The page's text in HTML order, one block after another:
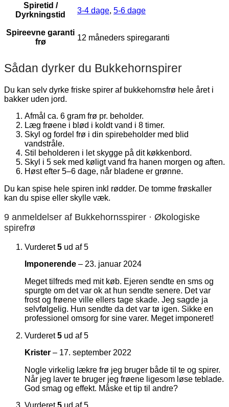
Spiretid /
Dyrkningstid
3-4 dage, 5-6 dage
Spireevne garanti
frø
12 måneders spiregaranti
Sådan dyrker du Bukkehornspirer
Du kan selv dyrke friske spirer af bukkehornsfrø hele året i
bakker uden jord.
Afmål ca. 6 gram frø pr. beholder.
Læg frøene i blød i koldt vand i 8 timer.
Skyl og fordel frø i din spirebeholder med blid
vandstråle.
Stil beholderen i let skygge på dit køkkenbord.
Skyl i 5 sek med køligt vand fra hanen morgen og aften.
Høst efter 5–6 dage, når bladene er grønne.
Du kan spise hele spiren inkl rødder. De tomme frøskaller
kan du spise eller skylle væk.
9 anmeldelser af Bukkehornsspirer · Økologiske
spirefrø
Vurderet5 ud af 5
Imponerende – 23. januar 2024
Meget tilfreds med mit køb. Ejeren sendte en sms og
spurgte om det var ok at hun sendte senere. Det var
frost og frøene ville ellers tage skade. Jeg sagde ja
selvfølgelig. Hun sendte da det var tø igen. Sikke en
professionel omsorg for sine varer. Meget imponeret!
Vurderet5 ud af 5
Krister – 17. september 2022
Nogle virkelig lækre frø jeg bruger både til te og spirer.
Når jeg laver te bruger jeg frøene ligesom løse teblade.
God smag og effekt. Måske et tip til andre?
Vurderet5 ud af 5